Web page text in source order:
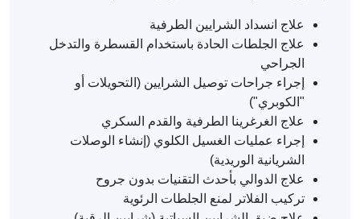
علاج انسداد الشرايين الطرفية
علاج الجلطات الحادة باستخدام القسطرة والتدخل
الجراحي
إجراء جراحات توصيل الشرايين (التحويلات أو
"الكوبري")
علاج الغرغرينا الطرفية والقدم السكري
إجراء عمليات الغسيل الكلوي (إنشاء الوصلات
الشريانية الوريدية)
علاج الدوالي بأحدث التقنيات بدون جروح
تركيب الفلاتر لمنع الجلطات الرئوية